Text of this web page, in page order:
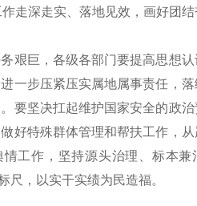
走深走实、落地见效，画好团
巨，各级各部门要提高思想认
一步压紧压实属地属事责任，
要坚决扛起维护国家安全的政治
好特殊群体管理和帮扶工作，从
工作，坚持源头治理、标本兼
尺，以实干实绩为民造福。